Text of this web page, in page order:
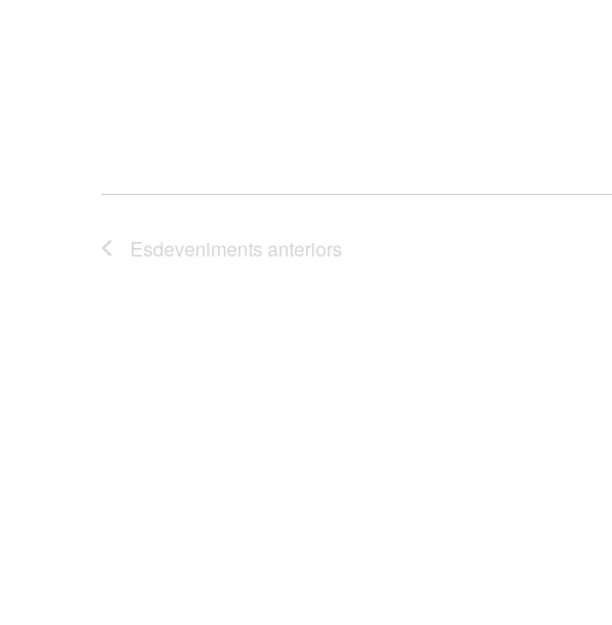
Esdeveniments anteriors